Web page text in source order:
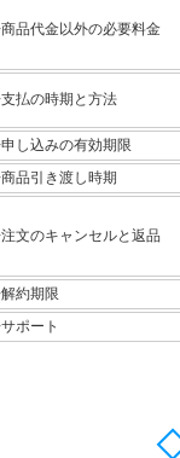
品代金以外の必要料金
払の時期と方法
し込みの有効期限
品引き渡し時期
文のキャンセルと返品
約期限
ポート